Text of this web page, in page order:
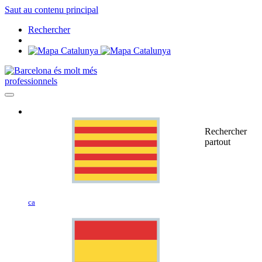
Saut au contenu principal
Rechercher
professionnels
ca
Rechercher
partout